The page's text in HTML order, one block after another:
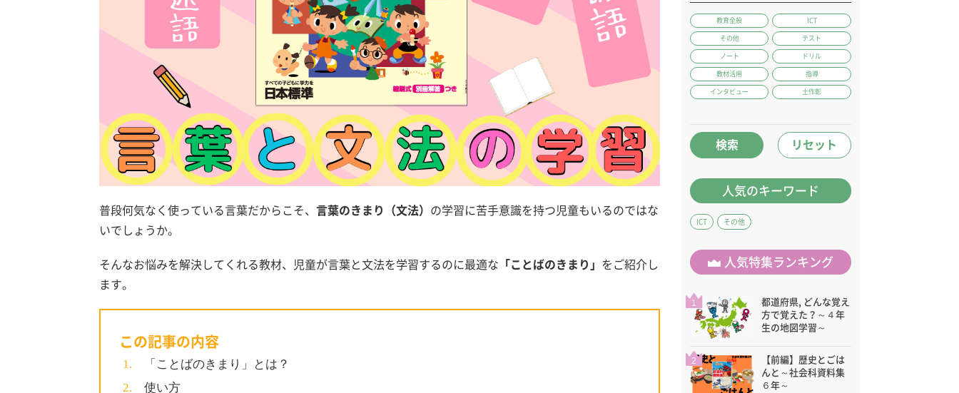
普段何気なく使っている言葉だからこそ、 言葉のきまり（文法） の学習に苦手意識を持つ児童もいるのではな
いでしょうか。
そんなお悩みを解決してくれる教材、児童が言葉と文法を学習するのに最適な 「ことばのきまり」 をご紹介し
ます。
この記事の内容
「ことばのきまり」とは？
使い方
教育全般 ICT
その他 テスト
ノート ドリル
教材活用 指導
インタビュー 土作彰
検索 リセット
人気のキーワード
ICT その他
人気特集ランキング
1
都道府県, どんな覚え
方で覚えた？～４年
生の地図学習～
2
【前編】歴史とごは
んと～社会科資料集
６年～